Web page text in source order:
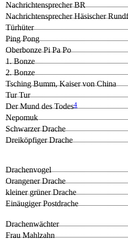
Nachrichtensprecher BR
Nachrichtensprecher Häsischer
Türhüter
Ping Pong
Oberbonze Pi Pa Po
1. Bonze
2. Bonze
Tsching Bumm, Kaiser von China
Tur Tur
Der Mund des Todes4
Nepomuk
Schwarzer Drache
Dreiköpfiger Drache
Drachenvogel
Orangener Drache
kleiner grüner Drache
Einäugiger Postdrache
Drachenwächter
Frau Mahlzahn